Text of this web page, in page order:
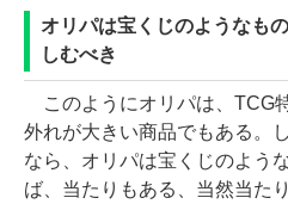
オリパは宝くじのようなも
しむべき
このようにオリパは、TCG
外れが大きい商品でもある。
なら、オリパは宝くじのよう
ば、当たりもある、当然当た